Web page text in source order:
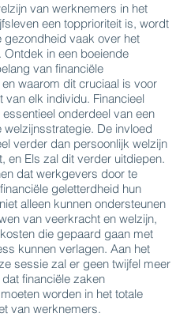
van werknemers in het
een topprioriteit is, wordt
gezondheid vaak over het
Ontdek in een boeiende
van financiële
waarom dit cruciaal is voor
van elk individu. Financieel
onderdeel van een
welzijnsstrategie. De invloed
verder dan persoonlijk welzijn
en Els zal dit verder uitdiepen.
dat werkgevers door te
geletterdheid hun
alleen kunnen ondersteunen
van veerkracht en welzijn,
die gepaard gaan met
kunnen verlagen. Aan het
sessie zal er geen twijfel meer
financiële zaken
worden in het totale
van werknemers.